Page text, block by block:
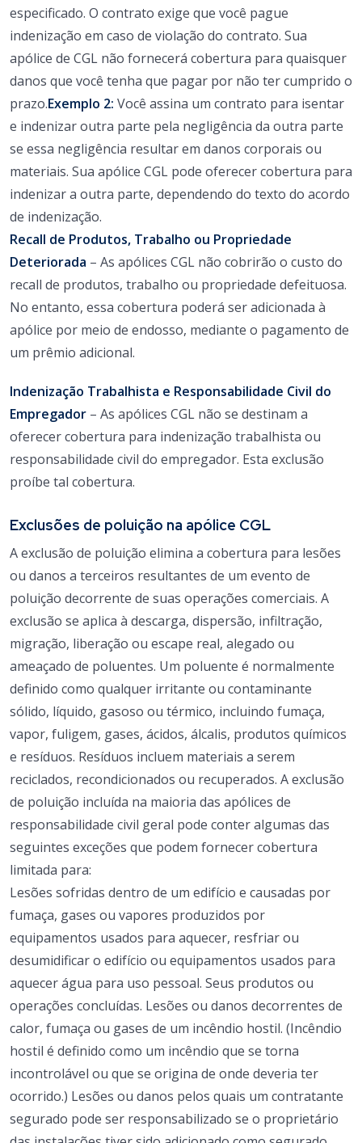
especificado. O contrato exige que você pague
indenização em caso de violação do contrato. Sua
apólice de CGL não fornecerá cobertura para quaisquer
danos que você tenha que pagar por não ter cumprido o
prazo.Exemplo 2: Você assina um contrato para isentar
e indenizar outra parte pela negligência da outra parte
se essa negligência resultar em danos corporais ou
materiais. Sua apólice CGL pode oferecer cobertura para
indenizar a outra parte, dependendo do texto do acordo
de indenização.
Recall de Produtos, Trabalho ou Propriedade
Deteriorada – As apólices CGL não cobrirão o custo do
recall de produtos, trabalho ou propriedade defeituosa.
No entanto, essa cobertura poderá ser adicionada à
apólice por meio de endosso, mediante o pagamento de
um prêmio adicional.
Indenização Trabalhista e Responsabilidade Civil do
Empregador – As apólices CGL não se destinam a
oferecer cobertura para indenização trabalhista ou
responsabilidade civil do empregador. Esta exclusão
proíbe tal cobertura.
Exclusões de poluição na apólice CGL
A exclusão de poluição elimina a cobertura para lesões
ou danos a terceiros resultantes de um evento de
poluição decorrente de suas operações comerciais. A
exclusão se aplica à descarga, dispersão, infiltração,
migração, liberação ou escape real, alegado ou
ameaçado de poluentes. Um poluente é normalmente
definido como qualquer irritante ou contaminante
sólido, líquido, gasoso ou térmico, incluindo fumaça,
vapor, fuligem, gases, ácidos, álcalis, produtos químicos
e resíduos. Resíduos incluem materiais a serem
reciclados, recondicionados ou recuperados. A exclusão
de poluição incluída na maioria das apólices de
responsabilidade civil geral pode conter algumas das
seguintes exceções que podem fornecer cobertura
limitada para:
Lesões sofridas dentro de um edifício e causadas por
fumaça, gases ou vapores produzidos por
equipamentos usados ​​para aquecer, resfriar ou
desumidificar o edifício ou equipamentos usados ​​para
aquecer água para uso pessoal. Seus produtos ou
operações concluídas. Lesões ou danos decorrentes de
calor, fumaça ou gases de um incêndio hostil. (Incêndio
hostil é definido como um incêndio que se torna
incontrolável ou que se origina de onde deveria ter
ocorrido.) Lesões ou danos pelos quais um contratante
segurado pode ser responsabilizado se o proprietário